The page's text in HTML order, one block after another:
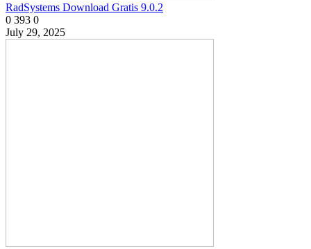
RadSystems Download Gratis 9.0.2
0 393 0
July 29, 2025